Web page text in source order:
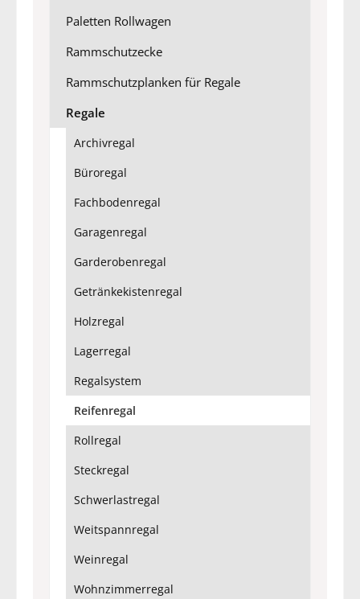
Paletten Rollwagen
Rammschutzecke
Rammschutzplanken für Regale
Regale
Archivregal
Büroregal
Fachbodenregal
Garagenregal
Garderobenregal
Getränkekistenregal
Holzregal
Lagerregal
Regalsystem
Reifenregal
Rollregal
Steckregal
Schwerlastregal
Weitspannregal
Weinregal
Wohnzimmerregal